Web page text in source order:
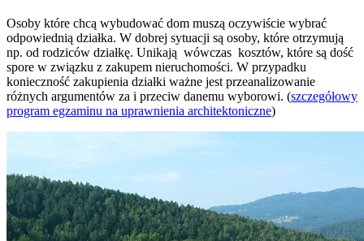
Osoby które chcą wybudować dom muszą oczywiście wybrać
odpowiednią działka. W dobrej sytuacji są osoby, które otrzymują
np. od rodziców działkę. Unikają wówczas kosztów, które są dość
spore w związku z zakupem nieruchomości. W przypadku
konieczność zakupienia działki ważne jest przeanalizowanie
różnych argumentów za i przeciw danemu wyborowi. (szczegółowy
program egzaminu na uprawnienia architektoniczne)